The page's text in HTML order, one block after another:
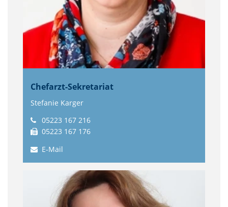
Chefarzt-Sekretariat
Stefanie Karger
05223 167 216
05223 167 176
E-Mail